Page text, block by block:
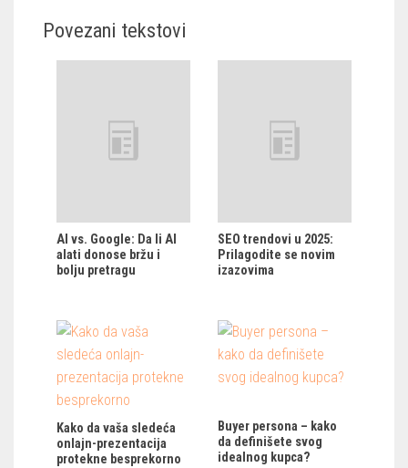
Povezani tekstovi
AI vs. Google: Da li AI
alati donose bržu i
bolju pretragu
SEO trendovi u 2025:
Prilagodite se novim
izazovima
Kako da vaša sledeća
onlajn-prezentacija
protekne besprekorno
Buyer persona – kako
da definišete svog
idealnog kupca?